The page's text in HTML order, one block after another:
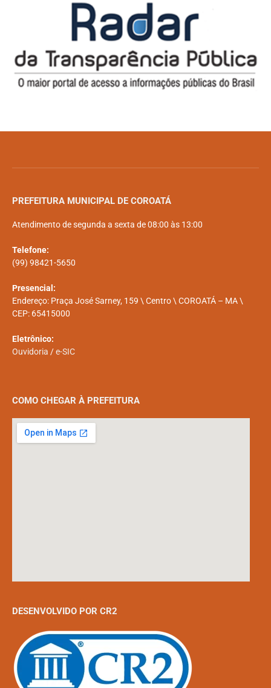
PREFEITURA MUNICIPAL DE COROATÁ
Atendimento de segunda a sexta de 08:00 às 13:00
Telefone:
(99) 98421-5650
Presencial:
Endereço: Praça José Sarney, 159 \ Centro \ COROATÁ – MA \
CEP: 65415000
Eletrônico:
Ouvidoria /e-SIC
COMO CHEGAR À PREFEITURA
DESENVOLVIDO POR CR2